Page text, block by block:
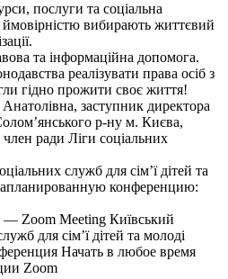
послуги та соціальна
вибирають життєвий
та інформаційна допомога.
реалізувати права осіб з
гідно прожити своє життя!
заступник директора
р-ну м. Києва,
ради Ліги соціальних
служб для сім’ї дітей та
конференцию:
— Zoom Meeting Київський
для сім’ї дітей та молоді
Начать в любое время
Zoom